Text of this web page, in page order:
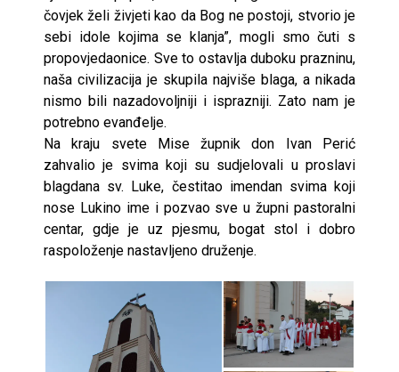
čovjek želi živjeti kao da Bog ne postoji, stvorio je
sebi idole kojima se klanja”, mogli smo čuti s
propovjedaonice. Sve to ostavlja duboku prazninu,
naša civilizacija je skupila najviše blaga, a nikada
nismo bili nazadovoljniji i isprazniji. Zato nam je
potrebno evanđelje.
Na kraju svete Mise župnik don Ivan Perić
zahvalio je svima koji su sudjelovali u proslavi
blagdana sv. Luke, čestitao imendan svima koji
nose Lukino ime i pozvao sve u župni pastoralni
centar, gdje je uz pjesmu, bogat stol i dobro
raspoloženje nastavljeno druženje.